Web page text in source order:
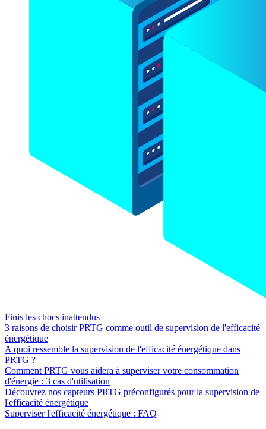
Finis les chocs inattendus
3 raisons de choisir PRTG comme outil de supervision de l'efficacité
énergétique
A quoi ressemble la supervision de l'efficacité énergétique dans
PRTG ?
Comment PRTG vous aidera à superviser votre consommation
d'énergie : 3 cas d'utilisation
Découvrez nos capteurs PRTG préconfigurés pour la supervision de
l'efficacité énergétique
Superviser l'efficacité énergétique : FAQ